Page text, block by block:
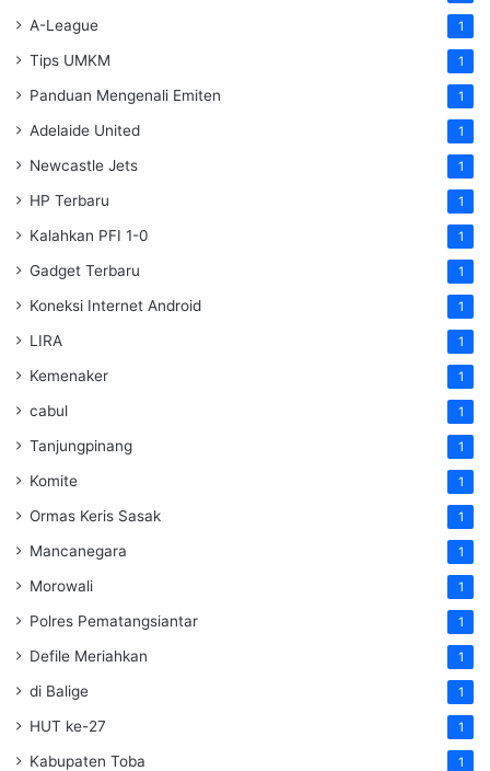
A-League 1
Tips UMKM 1
Panduan Mengenali Emiten 1
Adelaide United 1
Newcastle Jets 1
HP Terbaru 1
Kalahkan PFI 1-0 1
Gadget Terbaru 1
Koneksi Internet Android 1
LIRA 1
Kemenaker 1
cabul 1
Tanjungpinang 1
Komite 1
Ormas Keris Sasak 1
Mancanegara 1
Morowali 1
Polres Pematangsiantar 1
Defile Meriahkan 1
di Balige 1
HUT ke-27 1
Kabupaten Toba 1